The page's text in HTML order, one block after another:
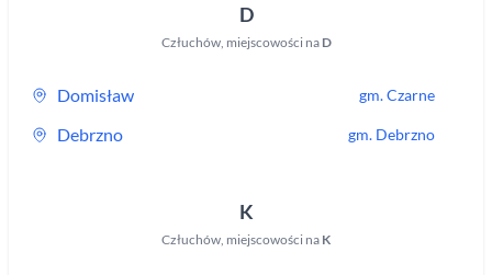
D
Człuchów, miejscowości na D
Domisław gm.Czarne
Debrzno gm. Debrzno
K
Człuchów, miejscowości na K